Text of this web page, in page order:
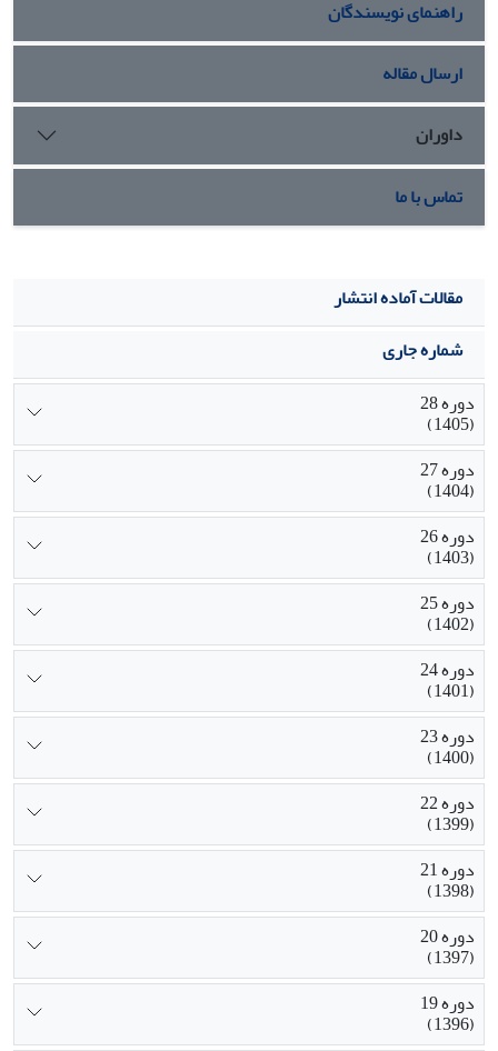
راهنمای نویسندگان
ارسال مقاله
داوران
تماس با ما
مقالات آماده انتشار
شماره جاری
دوره 28
(1405)
دوره 27
(1404)
دوره 26
(1403)
دوره 25
(1402)
دوره 24
(1401)
دوره 23
(1400)
دوره 22
(1399)
دوره 21
(1398)
دوره 20
(1397)
دوره 19
(1396)